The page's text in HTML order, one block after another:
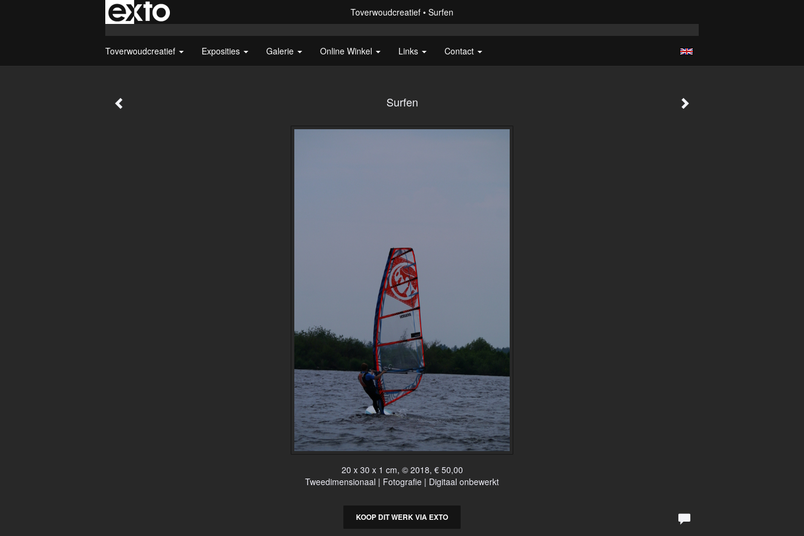
Toverwoudcreatief Surfen
Toverwoudcreatief Exposities Galerie Online Winkel Links Contact
Surfen
20 x 30 x 1 cm, © 2018, € 50,00
Tweedimensionaal | Fotografie | Digitaal onbewerkt
KOOP DIT WERK VIA EXTO